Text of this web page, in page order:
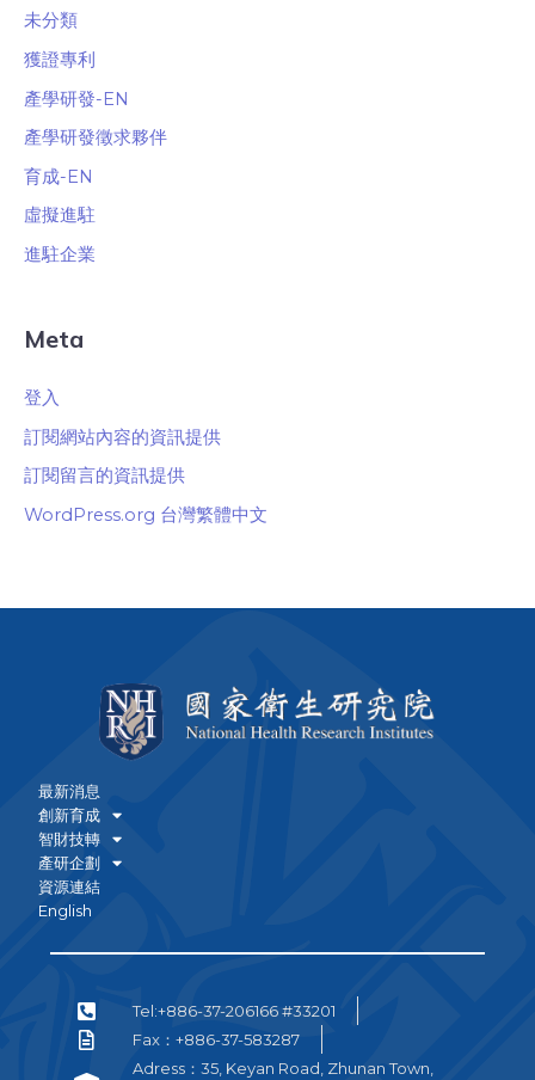
未分類
獲證專利
產學研發-EN
產學研發徵求夥伴
育成-EN
虛擬進駐
進駐企業
Meta
登入
訂閱網站內容的資訊提供
訂閱留言的資訊提供
WordPress.org 台灣繁體中文
最新消息
創新育成
智財技轉
產研企劃
資源連結
English
Tel:+886-37-206166 #33201
Fax：+886-37-583287
Adress：35, Keyan Road, Zhunan Town,